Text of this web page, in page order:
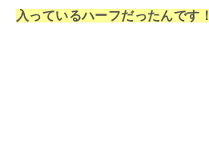
入っているハーフだったんです！